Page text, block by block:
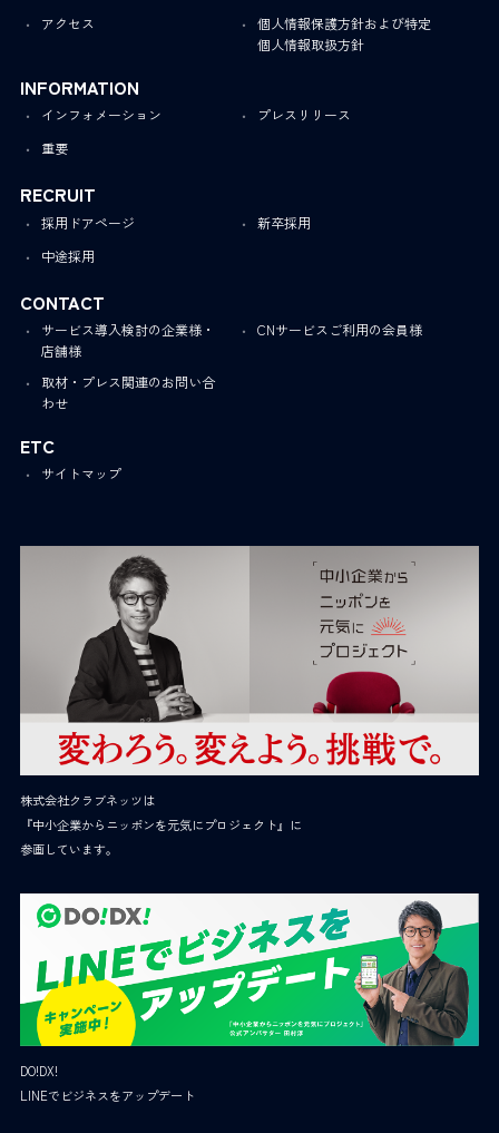
アクセス
個人情報保護方針および特定
個人情報取扱方針
INFORMATION
インフォメーション
プレスリリース
重要
RECRUIT
採用ドアページ
新卒採用
中途採用
CONTACT
サービス導入検討の企業様・
店舗様
CNサービスご利用の会員様
取材・プレス関連のお問い合
わせ
ETC
サイトマップ
株式会社クラブネッツは
『中小企業からニッポンを元気にプロジェクト』に
参画しています。
DO!DX!
LINEでビジネスをアップデート